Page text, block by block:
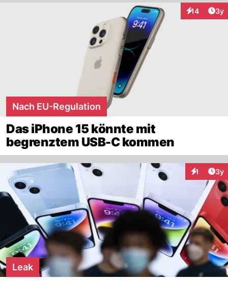
14 3y
Nach EU-Regulation
Das iPhone 15 könnte mit
begrenztem USB-C kommen
1 3y
Leak